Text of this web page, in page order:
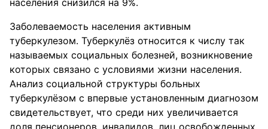
Заболеваемость населения активным
туберкулезом. Туберкулёз относится к числу так
называемых социальных болезней, возникновение
которых связано с условиями жизни населения.
Анализ социальной структуры больных
туберкулёзом с впервые установленным диагнозом
свидетельствует, что среди них увеличивается
доля пенсионеров, инвалидов, лиц освобожденных